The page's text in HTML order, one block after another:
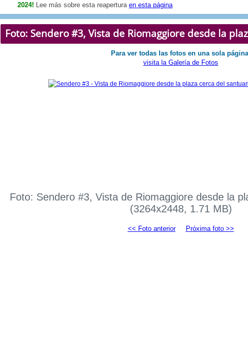
2024! Lee más sobre esta reapertura en esta página
Foto: Sendero #3, Vista de Riomaggiore desde la
Para ver todas las fotos en una sola
visita la Galería de Fotos
Foto: Sendero #3, Vista de Riomaggiore desde la
(3264x2448, 1.71 MB)
<< Foto anterior Próxima foto >>